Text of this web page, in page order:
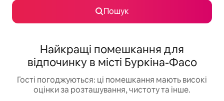
Пошук
Найкращі помешкання для
відпочинку в місті Буркіна-Фасо
Гості погоджуються: ці помешкання мають високі
оцінки за розташування, чистоту та інше.